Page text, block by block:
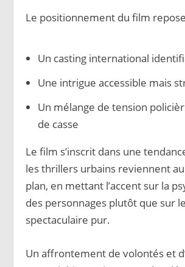
Le positionnement du film
Un casting international
Une intrigue accessible mais
Un mélange de tension
de casse
Le film s’inscrit dans une
les thrillers urbains reviennent
plan, en mettant l’accent sur la
des personnages plutôt que sur le
spectaculaire pur.
Un affrontement de volontés et